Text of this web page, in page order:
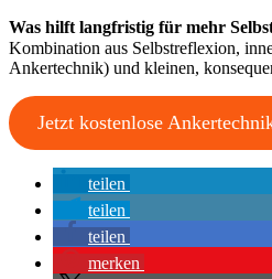
Was hilft langfristig für mehr
Kombination aus Selbstreflexion,
Ankertechnik) und kleinen,
Jetzt kostenlose
teilen
teilen
teilen
merken